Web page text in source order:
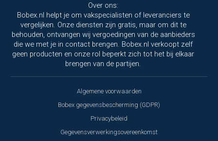
Over ons:
Bobex.nl helpt je om vakspecialisten of leveranciers te
vergelijken. Onze diensten zijn gratis, maar om dit te
behouden, ontvangen wij vergoedingen van de aanbieders
die we met je in contact brengen. Bobex.nl verkoopt zelf
geen producten en onze rol beperkt zich tot het bij elkaar
brengen van de partijen.
Algemene voorwaarden
Bobex gegevensbescherming (GDPR)
Privacybeleid
Gegevensverwerkingsovereenkomst